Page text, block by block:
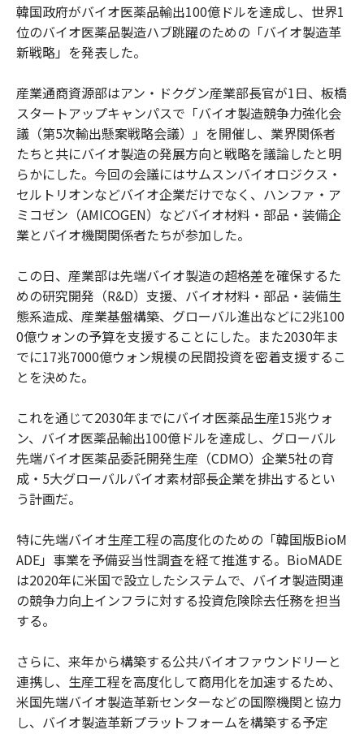
韓国政府がバイオ医薬品輸出100億ドルを達成し、世界1
位のバイオ医薬品製造ハブ跳躍のための「バイオ製造革
新戦略」を発表した。
産業通商資源部はアン・ドクグン産業部長官が1日、板橋
スタートアップキャンパスで「バイオ製造競争力強化会
議（第5次輸出懸案戦略会議）」を開催し、業界関係者
たちと共にバイオ製造の発展方向と戦略を議論したと明
らかにした。今回の会議にはサムスンバイオロジクス・
セルトリオンなどバイオ企業だけでなく、ハンファ・ア
ミコゼン（AMICOGEN）などバイオ材料・部品・装備企
業とバイオ機関関係者たちが参加した。
この日、産業部は先端バイオ製造の超格差を確保するた
めの研究開発（R&D）支援、バイオ材料・部品・装備生
態系造成、産業基盤構築、グローバル進出などに2兆100
0億ウォンの予算を支援することにした。また2030年ま
でに17兆7000億ウォン規模の民間投資を密着支援するこ
とを決めた。
これを通じて2030年までにバイオ医薬品生産15兆ウォ
ン、バイオ医薬品輸出100億ドルを達成し、グローバル
先端バイオ医薬品委託開発生産（CDMO）企業5社の育
成・5大グローバルバイオ素材部長企業を排出するとい
う計画だ。
特に先端バイオ生産工程の高度化のための「韓国版BioM
ADE」事業を予備妥当性調査を経て推進する。BioMADE
は2020年に米国で設立したシステムで、バイオ製造関連
の競争力向上インフラに対する投資危険除去任務を担当
する。
さらに、来年から構築する公共バイオファウンドリーと
連携し、生産工程を高度化して商用化を加速するため、
米国先端バイオ製造革新センターなどの国際機関と協力
し、バイオ製造革新プラットフォームを構築する予定